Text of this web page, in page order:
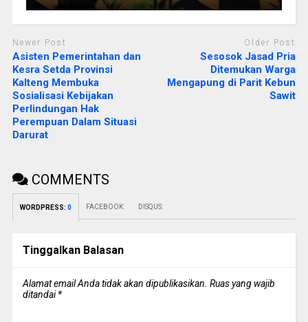
Newer Post
Asisten Pemerintahan dan
Kesra Setda Provinsi
Kalteng Membuka
Sosialisasi Kebijakan
Perlindungan Hak
Perempuan Dalam Situasi
Darurat
Older Post
Sesosok Jasad Pria
Ditemukan Warga
Mengapung di Parit Kebun
Sawit
COMMENTS
WORDPRESS: 0 FACEBOOK: DISQUS:
Tinggalkan Balasan
Alamat email Anda tidak akan dipublikasikan. Ruas yang wajib
ditandai*